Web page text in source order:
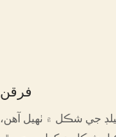
فرقن
جي شڪل ۾ ٺهيل آهن،